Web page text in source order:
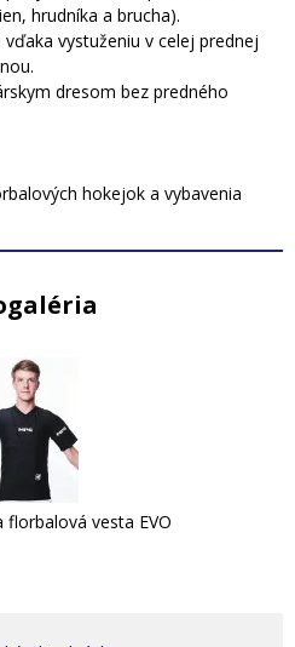
hrudníka a brucha).
vystuženiu v celej prednej
dresom bez predného
hokejok a vybavenia
florbalová vesta EVO